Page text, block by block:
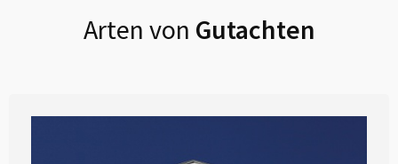
Arten von Gutachten